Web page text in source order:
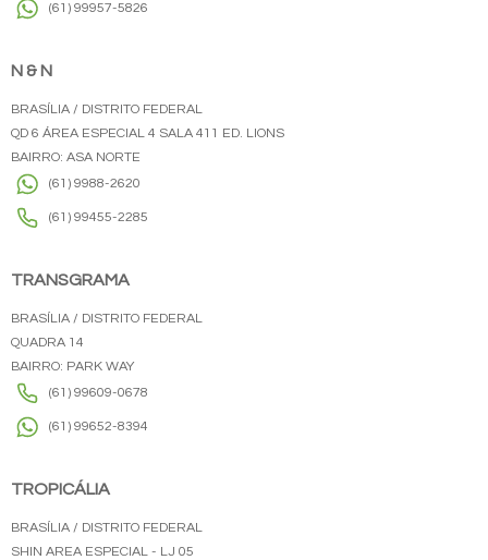
(61) 99957-5826
N & N
BRASÍLIA / DISTRITO FEDERAL
QD 6 ÁREA ESPECIAL 4 SALA 411 ED. LIONS
BAIRRO: ASA NORTE
(61) 9988-2620
(61) 99455-2285
TRANSGRAMA
BRASÍLIA / DISTRITO FEDERAL
QUADRA 14
BAIRRO: PARK WAY
(61) 99609-0678
(61) 99652-8394
TROPICÁLIA
BRASÍLIA / DISTRITO FEDERAL
SHIN AREA ESPECIAL - LJ 05